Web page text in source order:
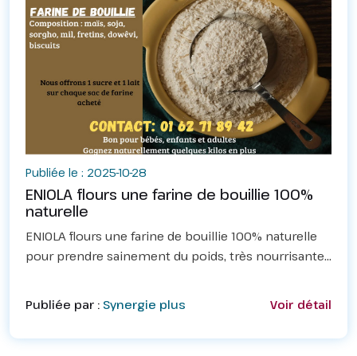
Publiée le : 2025-10-28
ENIOLA flours une farine de bouillie 100%
naturelle
ENIOLA flours une farine de bouillie 100% naturelle
pour prendre sainement du poids, très nourrisante
enfants dès 6 mois, aux personnes âgées, aux pers...
Publiée par : Synergie plus Voir détail